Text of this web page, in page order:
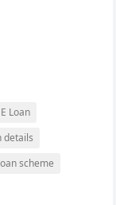
Loan
details
scheme